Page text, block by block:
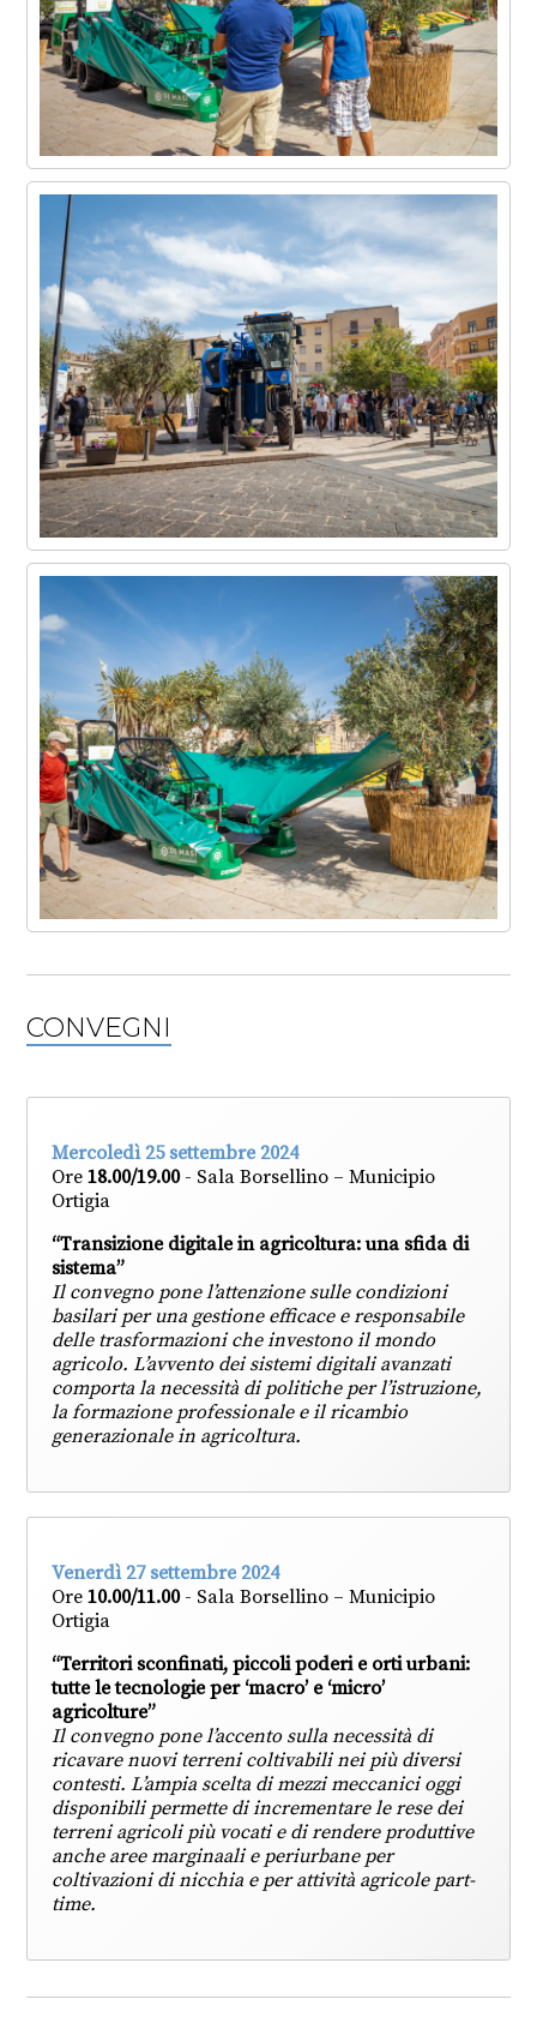
CONVEGNI
Mercoledì 25 settembre 2024
Ore18.00/19.00- Sala Borsellino – Municipio
Ortigia
“Transizione digitale in agricoltura: una sfida di
sistema”
Il convegno pone l’attenzione sulle condizioni
basilari per una gestione efficace e responsabile
delle trasformazioni che investono il mondo
agricolo. L’avvento dei sistemi digitali avanzati
comporta la necessità di politiche per l’istruzione,
la formazione professionale e il ricambio
generazionale in agricoltura.
Venerdì 27 settembre 2024
Ore10.00/11.00- Sala Borsellino – Municipio
Ortigia
“Territori sconfinati, piccoli poderi e orti urbani:
tutte le tecnologie per ‘macro’ e ‘micro’
agricolture”
Il convegno pone l’accento sulla necessità di
ricavare nuovi terreni coltivabili nei più diversi
contesti. L’ampia scelta di mezzi meccanici oggi
disponibili permette di incrementare le rese dei
terreni agricoli più vocati e di rendere produttive
anche aree marginaali e periurbane per
coltivazioni di nicchia e per attività agricole part-
time.